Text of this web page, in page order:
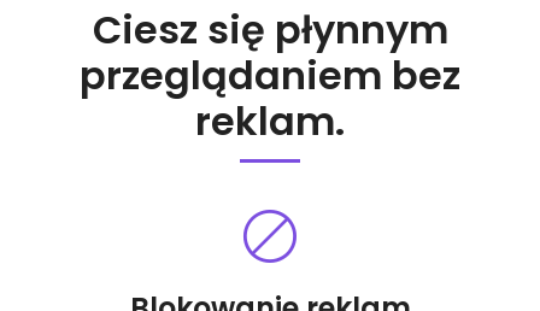
Ciesz się płynnym
przeglądaniem bez
reklam.